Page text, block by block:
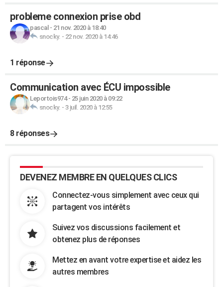
probleme connexion prise obd
pascal - 21 nov. 2020 à 18:40
snocky. - 22 nov. 2020 à 14:46
1 réponse
Communication avec ÉCU impossible
Leportois974- 25 juin 2020 à 09:22
snocky. - 3 juil. 2020 à 12:55
8 réponses
DEVENEZ MEMBRE EN QUELQUES CLICS
Connectez-vous simplement avec ceux qui
partagent vos intérêts
Suivez vos discussions facilement et
obtenez plus de réponses
Mettez en avant votre expertise et aidez les
autres membres